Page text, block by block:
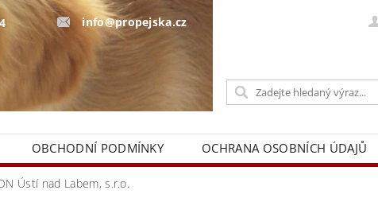
info@propejska.cz
OBCHODNÍ PODMÍNKY
OCHRANA OSOBNÍCH ÚDAJŮ
Ústí nad Labem, s.r.o.